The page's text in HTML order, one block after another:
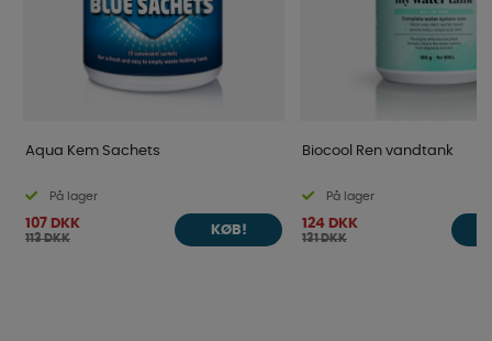
Aqua Kem Sachets
På lager
107 DKK
113 DKK
KØB!
Biocool Ren vandtank
På lager
124 DKK
131 DKK